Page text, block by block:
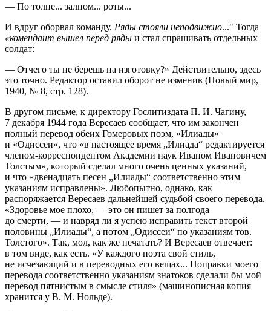
— По толпе... залпом... роты...
И вдруг оборвал команду. Ряды стояли неподвижно..." Тогда
«комендант вышел перед ряды и стал спрашивать отдельных
солдат:
— Отчего ты не берешь на изготовку?» Действительно, здесь
это точно. Редактор оставил оборот не изменив (Новый мир,
1940, № 8, стр. 128).
В другом письме, к директору Гослитиздата П. И. Чагину,
7 декабря 1944 года Вересаев сообщает, что им закончен
полный перевод обеих Гомеровых поэм, «Илиады»
и «Одиссеи», что «в настоящее время „Илиада“ редактируется
членом-корреспондентом Академии наук Иваном Ивановичем
Толстым», который сделал много очень ценных указаний,
и что «двенадцать песен „Илиады“ соответственно этим
указаниям исправлены». Любопытно, однако, как
распоряжается Вересаев дальнейшей судьбой своего перевода.
«Здоровье мое плохо, — это он пишет за полгода
до смерти, — и навряд ли я успею исправить текст второй
половины „Илиады“, а потом „Одиссеи“ по указаниям тов.
Толстого». Так, мол, как же печатать? И Вересаев отвечает:
в том виде, как есть. «У каждого поэта свой стиль,
не исчезающий и в переводных его вещах... Поправки моего
перевода соответственно указаниям знатоков сделали бы мой
перевод пятнистым в смысле стиля» (машинописная копия
хранится у В. М. Нольде).